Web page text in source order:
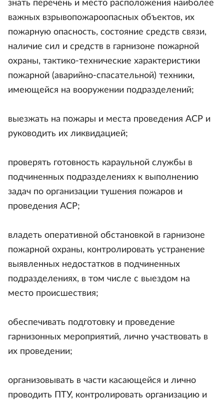
знать перечень и место расположения наиболее
важных взрывопожароопасных объектов, их
пожарную опасность, состояние средств связи,
наличие сил и средств в гарнизоне пожарной
охраны, тактико-технические характеристики
пожарной (аварийно-спасательной) техники,
имеющейся на вооружении подразделений;
выезжать на пожары и места проведения АСР и
руководить их ликвидацией;
проверять готовность караульной службы в
подчиненных подразделениях к выполнению
задач по организации тушения пожаров и
проведения АСР;
владеть оперативной обстановкой в гарнизоне
пожарной охраны, контролировать устранение
выявленных недостатков в подчиненных
подразделениях, в том числе с выездом на
место происшествия;
обеспечивать подготовку и проведение
гарнизонных мероприятий, лично участвовать в
их проведении;
организовывать в части касающейся и лично
проводить ПТУ, контролировать организацию и